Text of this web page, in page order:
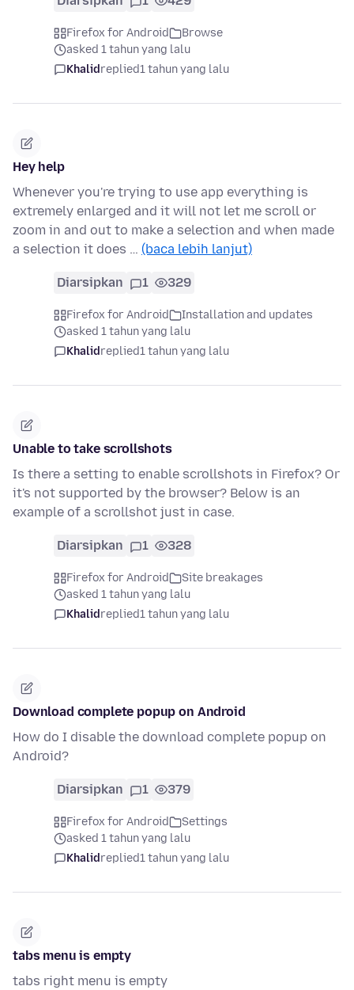
Firefox for Android
Browse
asked 1 tahun yang lalu
Khalidreplied1 tahun yang lalu
Hey help
Whenever you're trying to use app everything is
extremely enlarged and it will not let me scroll or
zoom in and out to make a selection and when made
a selection it does … (baca lebih lanjut)
Diarsipkan 1 329
Firefox for Android
Installation and updates
asked 1 tahun yang lalu
Khalidreplied1 tahun yang lalu
Unable to take scrollshots
Is there a setting to enable scrollshots in Firefox? Or
it's not supported by the browser? Below is an
example of a scrollshot just in case.
Diarsipkan 1 328
Firefox for Android
Site breakages
asked 1 tahun yang lalu
Khalidreplied1 tahun yang lalu
Download complete popup on Android
How do I disable the download complete popup on
Android?
Diarsipkan 1 379
Firefox for Android
Settings
asked 1 tahun yang lalu
Khalidreplied1 tahun yang lalu
tabs menu is empty
tabs right menu is empty